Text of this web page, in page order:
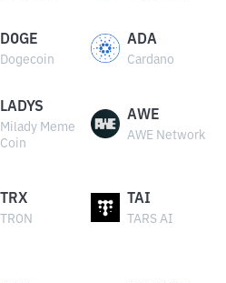
DOGE
Dogecoin
ADA
Cardano
LADYS
Milady Meme
Coin
AWE
AWE Network
TRX
TRON
TAI
TARS AI